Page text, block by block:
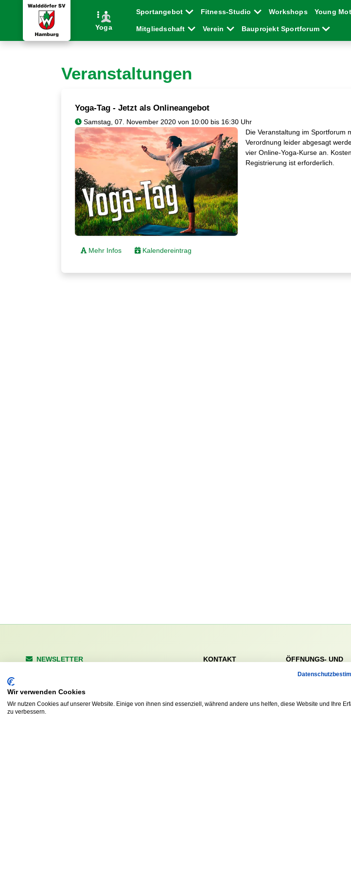
Yoga
Sportangebot Fitness-Studio Workshops Young
Mitgliedschaft Verein Bauprojekt Sportforum
Veranstaltungen
Yoga-Tag - Jetzt als Onlineangebot
Samstag, 07. November 2020 von 10:00 bis 16:30 Uhr
Die Veranstaltung im Sportforum
Verordnung leider abgesagt
vier Online-Yoga-Kurse an.
Registrierung ist erforderlich.
Mehr Infos Kalendereintrag
NEWSLETTER
KONTAKT
Tel. 040 / 64 50 62 - 0
ÖFFNUNGS- UND
Sa. & So. 9:00 –
Wir verwenden Cookies
Wir nutzen Cookies auf unserer Website. Einige von ihnen sind essenziell, während andere uns helfen, diese Website und Ihre
zu verbessern.